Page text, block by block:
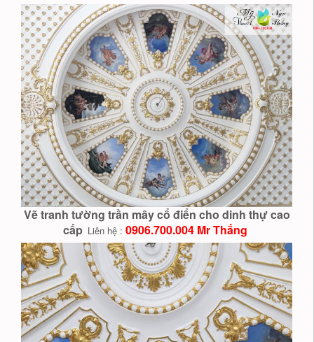
Vẽ tranh tường trần mây cổ điển cho dinh thự cao
cấp Liên hệ : 0906.700.004 Mr Thắng